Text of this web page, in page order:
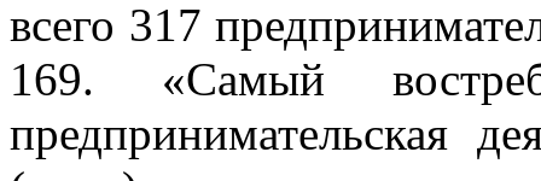
всего 317
169. «Самый
предпринимательская